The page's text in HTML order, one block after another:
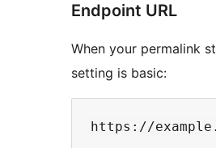
Endpoint URL
When your permalink
setting is basic: